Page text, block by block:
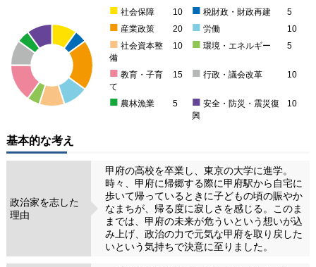
■ 社会保障 10 ■ 税財政・財政再建 5
■ 産業政策 20 ■ 労働 10
■ 社会資本整
備
10 ■ 環境・エネルギー 5
■ 教育・子育
て
15 ■ 行政・議会改革 10
■ 農林漁業 5 ■ 安全・防災・震災復
興
10
基本的な考え
政治家を志した
理由
甲府の高校を卒業し、東京の大学に進学。
時々、甲府に帰郷する際に甲府駅から自宅に
歩いて帰っているときに子どもの頃の賑やか
なまちが、帰る度に寂しさを感じる。このま
までは、甲府の未来が危ういという想いが込
み上げ、政治の力で元気な甲府を取り戻した
いという気持ちで決意に至りました。